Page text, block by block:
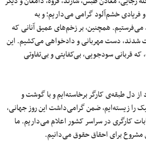
و فریادی خشم‌آلود گرامی می‌داریم؛ و به
می‌فرستیم. همچنین، بر زخم‌های عمیق آنانی که
شدند، دست مهربانی و دادخواهی می‌کشیم. این
که قربانی سودجویی، بی‌کفایتی و بی‌تفاوتی
دل طبقه‌ی کارگر برخاسته‌ایم و با گوشت و
را زیسته‌ایم، ضمن گرامی‌داشت این روز جهانی،
کارگری در سراسر کشور اعلام می‌داریم. ما
مشروع برای احقاق حقوق می‌دانیم.